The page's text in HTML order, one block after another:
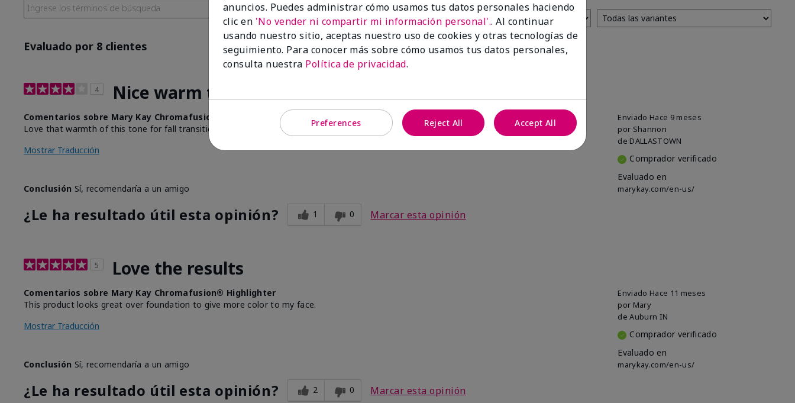
Evaluado por 8 clientes
4 Nice warm tone for fall
Enviado Hace 9 meses
por Shannon
de DALLASTOWN
Comprador verificado
Evaluado en
marykay.com/en-us/
Comentarios sobre Mary Kay Chromafusion® Highlighter
Love that warmth of this tone for fall transition from summer tan.
Mostrar Traducción
Conclusión Sí, recomendaría a un amigo
¿Le ha resultado útil esta opinión? 1 0 Marcar esta opinión
5 Love the results
Enviado Hace 11 meses
por Mary
de Auburn IN
Comprador verificado
Evaluado en
marykay.com/en-us/
Comentarios sobre Mary Kay Chromafusion® Highlighter
This product looks great over foundation to give more color to my face.
Mostrar Traducción
Conclusión Sí, recomendaría a un amigo
¿Le ha resultado útil esta opinión? 2 0 Marcar esta opinión
anuncios. Puedes administrar cómo usamos tus datos personales haciendo
clic en 'No vender ni compartir mi información personal'.. Al continuar
usando nuestro sitio, aceptas nuestro uso de cookies y otras tecnologías de
seguimiento. Para conocer más sobre cómo usamos tus datos personales,
consulta nuestra Política de privacidad.
Preferences Reject All Accept All